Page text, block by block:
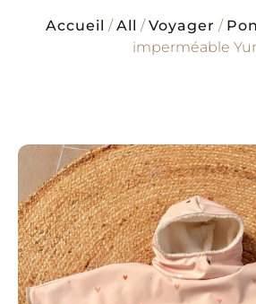
Accueil /All /Voyager /
imperméable